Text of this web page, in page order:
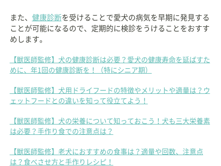
また、 健康診断を受けることで愛犬の病気を早期に発見する
ことが可能になるので、定期的に検診をうけることをおすす
めします。
【獣医師監修】犬の健康診断は必要？愛犬の健康寿命を延ばすた
めに、年1回の健康診断を！（特にシニア期）
【獣医師監修】犬用ドライフードの特徴やメリットや適量は？ウ
ェットフードとの違いを知って役立てよう！
【獣医師監修】犬の栄養について知っておこう！犬も三大栄養素
は必要？手作り食での注意点は？
【獣医師監修】老犬におすすめの食事は？適量や回数、注意点
は？食べさせ方と手作りレシピ！